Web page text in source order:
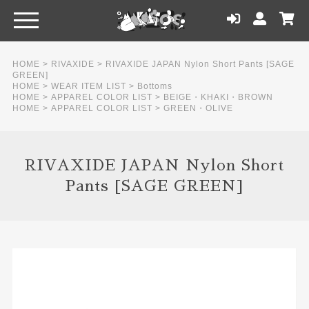
HOME > RIVAXIDE > RIVAXIDE JAPAN Nylon Short Pants [SAGE
GREEN]
HOME > WEAR ITEM LIST > Bottoms
HOME > APPAREL COLOR LIST > BEIGE・KHAKI・BROWN
HOME > APPAREL COLOR LIST > GREEN・OLIVE
RIVAXIDE JAPAN Nylon Short
Pants [SAGE GREEN]